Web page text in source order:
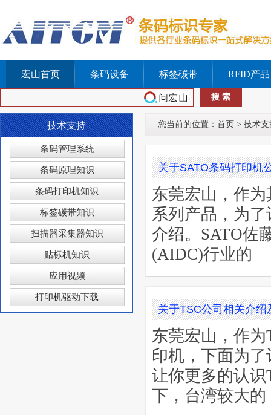
宏山首页 条码设备 标签碳带 RFID产品
技术支持
条码管理系统
条码原理知识
条码打印机知识
标签碳带知识
扫描器采集器知识
贴标机知识
应用视频
打印机驱动下载
您当前的位置： 首页 > 技术支
关于SATO条码打印机
东莞宏山，作
系列产品，为
介绍。SATO佐
(AIDC)行业的
关于TSC公司相关介绍
东莞宏山，作
印机，下面为
让你更多的认识
下，台湾较大的